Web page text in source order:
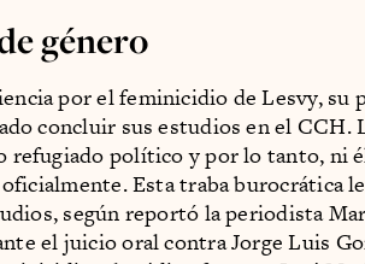
género
por el feminicidio de Lesvy, su
concluir sus estudios en el CCH.
refugiado político y por lo tanto, ni
Esta traba burocrática le
según reportó la periodista
el juicio oral contra Jorge Luis